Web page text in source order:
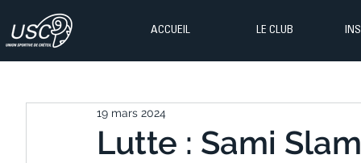
ACCUEIL LE CLUB
Lutte : Sami
19 mars 2024